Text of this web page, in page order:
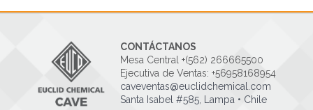
CONTÁCTANOS
Mesa Central +(562) 266665500
Ejecutiva de Ventas: +56958168954
caveventas@euclidchemical.com
Santa Isabel #585, Lampa • Chile